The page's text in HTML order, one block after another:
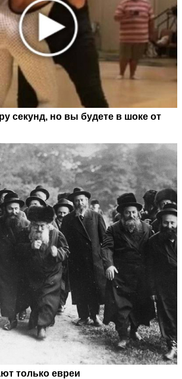
секунд, но вы будете в шоке от
только евреи